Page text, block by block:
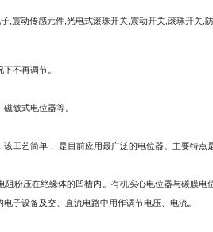
不再调节。
敏式电位器等。
工艺简单， 是目前应用最广泛的电位器。主要特
粉压在绝缘体的凹槽内。有机实心电位器与碳膜
子设备及交、直流电路中用作调节电压、电流。